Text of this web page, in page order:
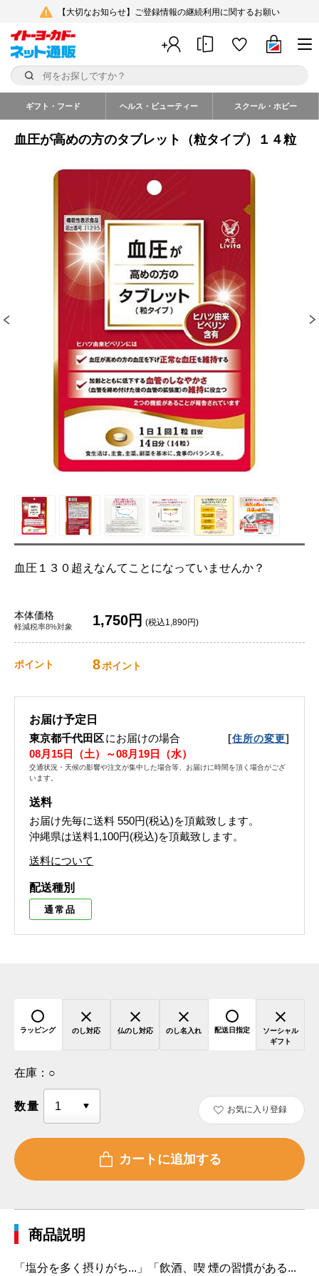
【大切なお知らせ】ご登録情報の継続利用に関するお願い
ギフト・フード ヘルス・ビューティー スクール・ホビー
血圧が高めの方のタブレット（粒タイプ）１４粒
血圧１３０超えなんてことになっていませんか？
本体価格
軽減税率8%対象 1,750円 (税込1,890円)
ポイント 8ポイント
お届け予定日
東京都千代田区にお届けの場合 [住所の変更]
08月15日（土）～08月19日（水）
交通状況・天候の影響や注文が集中した場合等、お届けに時間を頂く場合がござ
います。
送料
お届け先毎に送料 550円(税込)を頂戴致します。
沖縄県は送料1,100円(税込)を頂戴致します。
送料について
配送種別
通常品
ラッピング のし対応 仏のし対応 のし名入れ 配送日指定
ソーシャル
ギフト
在庫： ○
数量 お気に入り登録
商品説明
「塩分を多く摂りがち...」「飲酒、喫 煙の習慣がある...